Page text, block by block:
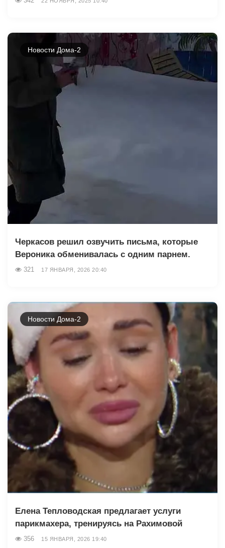
Новости Дома-2
Черкасов решил озвучить письма, которые
Вероника обменивалась с одним парнем.
321 17 ЯНВАРЯ, 2026 20:40
Новости Дома-2
Елена Тепловодская предлагает услуги
парикмахера, тренируясь на Рахимовой
356 15 ЯНВАРЯ, 2026 19:40